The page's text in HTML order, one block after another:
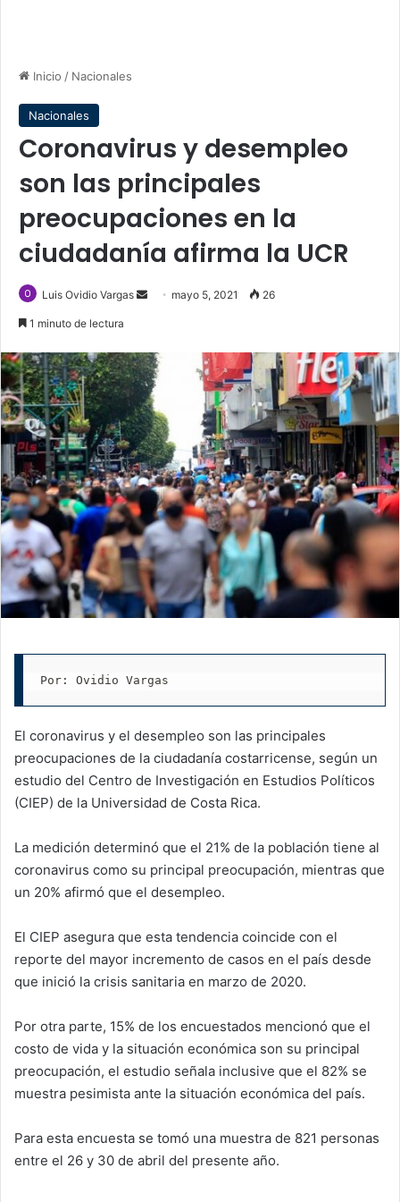
Inicio / Nacionales
Nacionales
Coronavirus y desempleo
son las principales
preocupaciones en la
ciudadanía afirma la UCR
Luis Ovidio Vargas
Send mayo 5, 2021 26
1 minuto de lectura
Por: Ovidio Vargas
El coronavirus y el desempleo son las principales
preocupaciones de la ciudadanía costarricense, según un
estudio del Centro de Investigación en Estudios Políticos
(CIEP) de la Universidad de Costa Rica.
La medición determinó que el 21% de la población tiene al
coronavirus como su principal preocupación, mientras que
un 20% afirmó que el desempleo.
El CIEP asegura que esta tendencia coincide con el
reporte del mayor incremento de casos en el país desde
que inició la crisis sanitaria en marzo de 2020.
Por otra parte, 15% de los encuestados mencionó que el
costo de vida y la situación económica son su principal
preocupación, el estudio señala inclusive que el 82% se
muestra pesimista ante la situación económica del país.
Para esta encuesta se tomó una muestra de 821 personas
entre el 26 y 30 de abril del presente año.